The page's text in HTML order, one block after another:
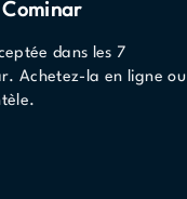
dans les 7
Achetez-la en ligne ou